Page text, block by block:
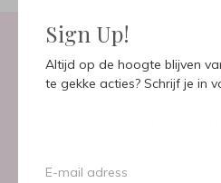
Sign Up!
Altijd op de hoogte blijven
te gekke acties? Schrijf je in
Meld je aan